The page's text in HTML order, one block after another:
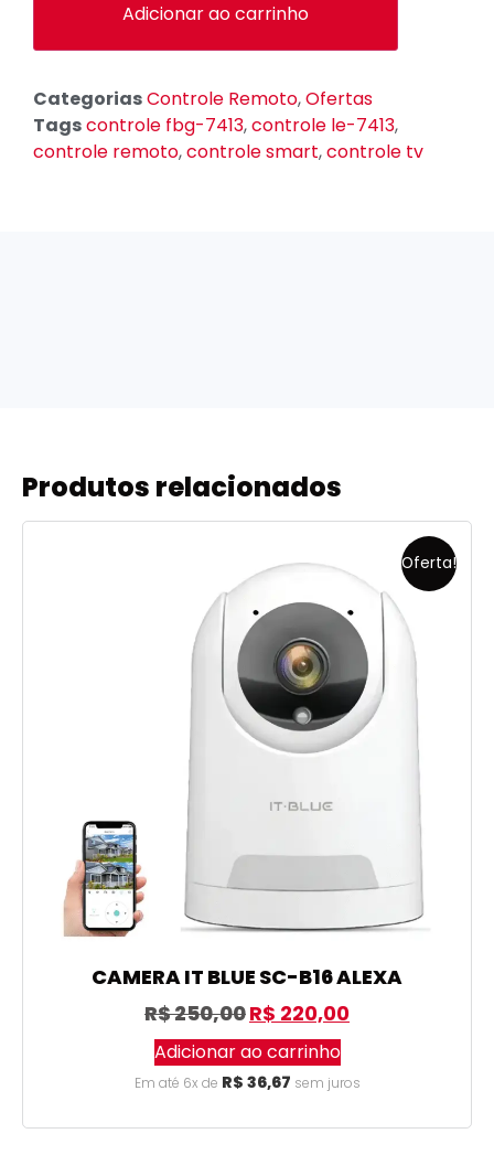
Adicionar ao carrinho
CategoriasControle Remoto,Ofertas
Tagscontrole fbg-7413,controle le-7413,
controle remoto,controle smart,controle tv
Produtos relacionados
Oferta!
CAMERA IT BLUE SC-B16 ALEXA
R$250,00R$ 220,00
Adicionar ao carrinho
Em até 6x de R$ 36,67 sem juros